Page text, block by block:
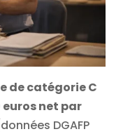
de catégorie C
euros net par
DGAFP